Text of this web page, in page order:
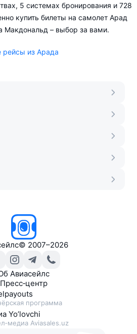
5 системах бронирования и 728
купить билеты на самолет Арад
Макдональд – выбор за вами.
рейсы из Арада
© 2007–2026
Авиасейлс
Пресс‑центр
программа
Yo’lovchi
Aviasales.uz